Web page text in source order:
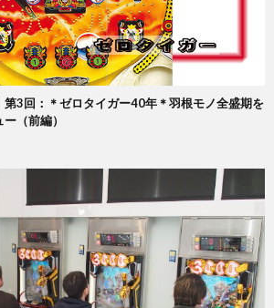
第3回：＊ゼロタイガー40年＊羽根モノ全盛期を
（前編）